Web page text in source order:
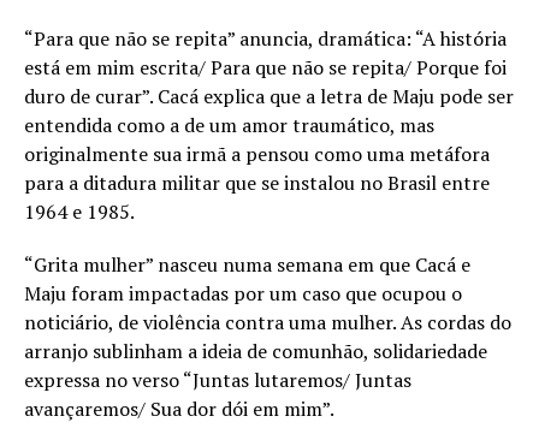
“Para que não se repita” anuncia, dramática: “A história
está em mim escrita/ Para que não se repita/ Porque foi
duro de curar”. Cacá explica que a letra de Maju pode ser
entendida como a de um amor traumático, mas
originalmente sua irmã a pensou como uma metáfora
para a ditadura militar que se instalou no Brasil entre
1964 e 1985.
“Grita mulher” nasceu numa semana em que Cacá e
Maju foram impactadas por um caso que ocupou o
noticiário, de violência contra uma mulher. As cordas do
arranjo sublinham a ideia de comunhão, solidariedade
expressa no verso “Juntas lutaremos/ Juntas
avançaremos/ Sua dor dói em mim”.